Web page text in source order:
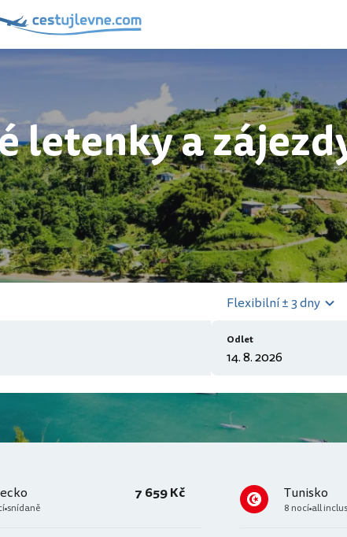
letenky a
Flexibilní ± 3 dny
Odlet
7 659 Kč
snídaně
Tunisko
8 nocí all